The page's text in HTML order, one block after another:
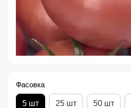
Фасовка
5 шт 25 шт 50 шт